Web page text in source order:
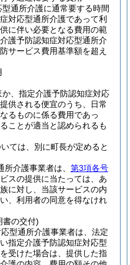
通所介護に通常要する時間
対応型通所介護であって利
に伴い必要となる費用の範
護予防認知症対応型通所介
サービス費用基準額を超え
、指定介護予防認知症対応
供される便宜のうち、日常
るものに係る費用であっ
ことが適当と認められるも
ては、別に町長が定めると
介護事業者は、 第3項各号
スの提供に当たっては、あ
に対し、当該サービスの内
、利用者の同意を得なけれ
書の交付)
型通所介護事業者は、法定
指定介護予防認知症対応型
受けた場合は、提供した指